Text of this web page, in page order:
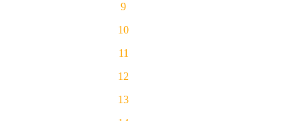
9
10
11
12
13